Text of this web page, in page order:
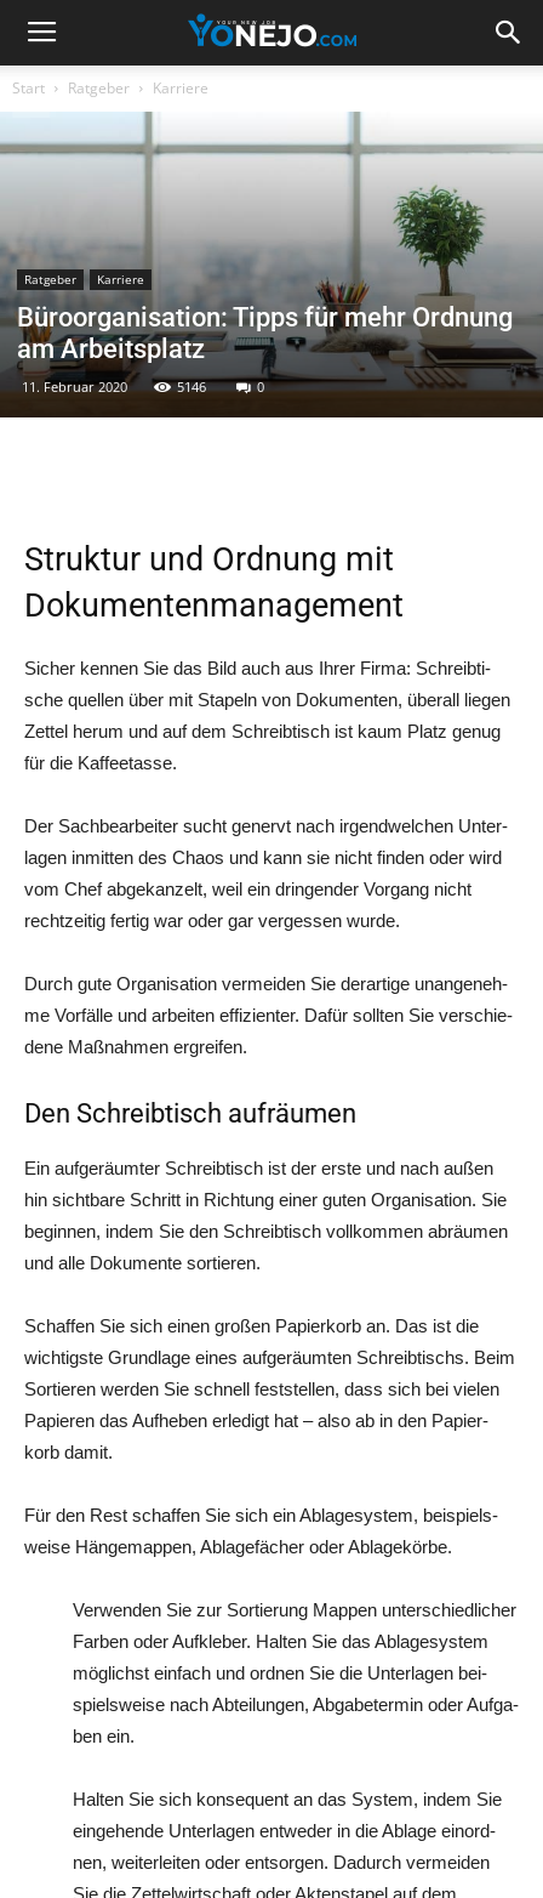
Start Ratgeber Karriere
Ratgeber Karriere
Büroorganisation: Tipps für mehr Ordnung
am Arbeitsplatz
11. Februar 2020 5146 0
Struktur und Ordnung mit
Dokumentenmanagement
Sicher ken­nen Sie das Bild auch aus Ihrer Fir­ma: Schreib­ti­
sche quel­len über mit Sta­peln von Doku­men­ten, über­all lie­gen
Zet­tel her­um und auf dem Schreib­tisch ist kaum Platz genug
für die Kaffeetasse.
Der Sach­be­ar­bei­ter sucht genervt nach irgend­wel­chen Unter­
la­gen inmit­ten des Cha­os und kann sie nicht fin­den oder wird
vom Chef abge­kan­zelt, weil ein drin­gen­der Vor­gang nicht
recht­zei­tig fer­tig war oder gar ver­ges­sen wurde.
Durch gute Orga­ni­sa­ti­on ver­mei­den Sie der­ar­ti­ge unan­ge­neh­
me Vor­fäl­le und arbei­ten effi­zi­en­ter. Dafür soll­ten Sie ver­schie­
de­ne Maß­nah­men ergreifen.
Den Schreibtisch aufräumen
Ein auf­ge­räum­ter Schreib­tisch ist der ers­te und nach außen
hin sicht­ba­re Schritt in Rich­tung einer guten Orga­ni­sa­ti­on. Sie
begin­nen, indem Sie den Schreib­tisch voll­kom­men abräu­men
und alle Doku­men­te sortieren.
Schaf­fen Sie sich einen gro­ßen Papier­korb an. Das ist die
wich­tigs­te Grund­la­ge eines auf­ge­räum­ten Schreib­tischs. Beim
Sor­tie­ren wer­den Sie schnell fest­stel­len, dass sich bei vie­len
Papie­ren das Auf­he­ben erle­digt hat – also ab in den Papier­
korb damit.
Für den Rest schaf­fen Sie sich ein Abla­ge­sys­tem, bei­spiels­
wei­se Hän­ge­map­pen, Abla­ge­fä­cher oder Ablagekörbe.
Ver­wen­den Sie zur Sor­tie­rung Map­pen unter­schied­li­cher
Far­ben oder Auf­kle­ber. Hal­ten Sie das Abla­ge­sys­tem
mög­lichst ein­fach und ord­nen Sie die Unter­la­gen bei­
spiels­wei­se nach Abtei­lun­gen, Abga­be­ter­min oder Auf­ga­
ben ein.
Hal­ten Sie sich kon­se­quent an das Sys­tem, indem Sie
ein­ge­hen­de Unter­la­gen ent­we­der in die Abla­ge ein­ord­
nen, wei­ter­lei­ten oder ent­sor­gen. Dadurch ver­mei­den